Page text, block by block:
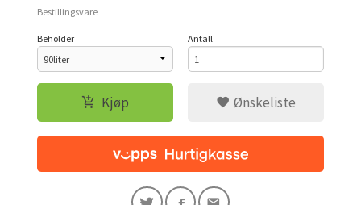
Bestillingsvare
Beholder Antall
Kjøp Ønskeliste